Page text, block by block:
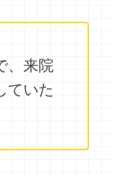
、来院
ていた